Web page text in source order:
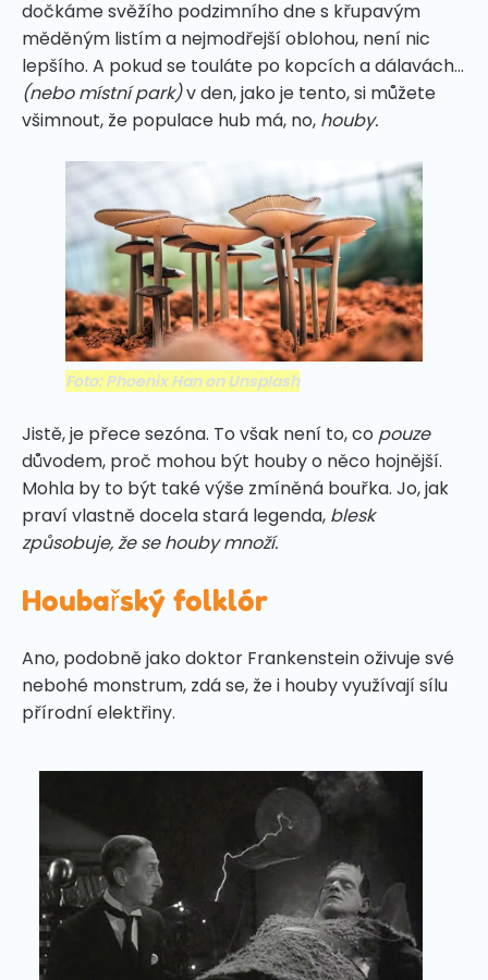
dočkáme svěžího podzimního dne s křupavým
měděným listím a nejmodřejší oblohou, není nic
lepšího. A pokud se touláte po kopcích a dálavách...
(nebo místní park)v den, jako je tento, si můžete
všimnout, že populace hub má, no, houby.
Foto: Phoenix Han on Unsplash
Jistě, je přece sezóna. To však není to, co pouze
důvodem, proč mohou být houby o něco hojnější.
Mohla by to být také výše zmíněná bouřka. Jo, jak
praví vlastně docela stará legenda, blesk
způsobuje, že se houby množí.
Houbařský folklór
Ano, podobně jako doktor Frankenstein oživuje své
nebohé monstrum, zdá se, že i houby využívají sílu
přírodní elektřiny.